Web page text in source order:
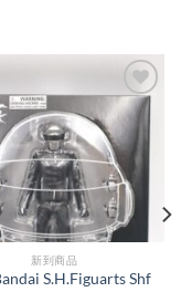
新到商品​
S.H.Figuarts Shf